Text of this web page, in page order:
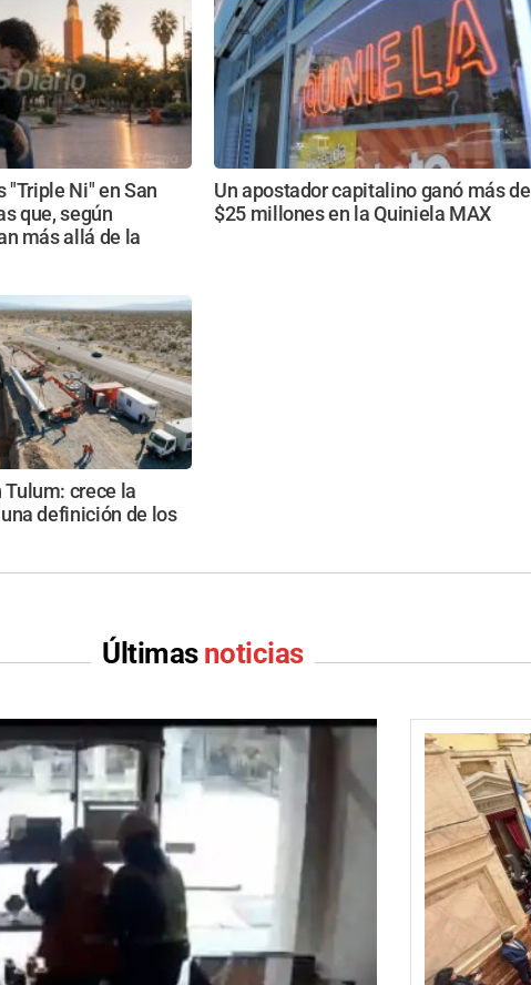
"Triple Ni" en San
que, según
más allá de la
Un apostador capitalino ganó más de
$25 millones en la Quiniela MAX
Tulum: crece la
definición de los
Últimas noticias